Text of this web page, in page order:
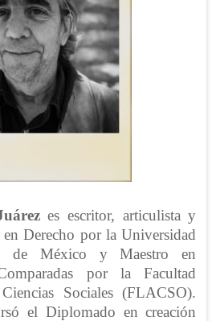
es escritor, articulista y
en Derecho por la Universidad
de México y Maestro en
por la Facultad
Sociales (FLACSO).
el Diplomado en creación